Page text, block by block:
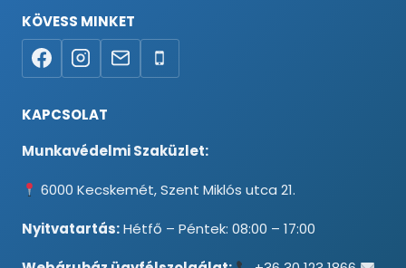
KÖVESS MINKET
KAPCSOLAT
Munkavédelmi Szaküzlet:
6000 Kecskemét, Szent Miklós utca 21.
Nyitvatartás:Hétfő – Péntek: 08:00 – 17:00